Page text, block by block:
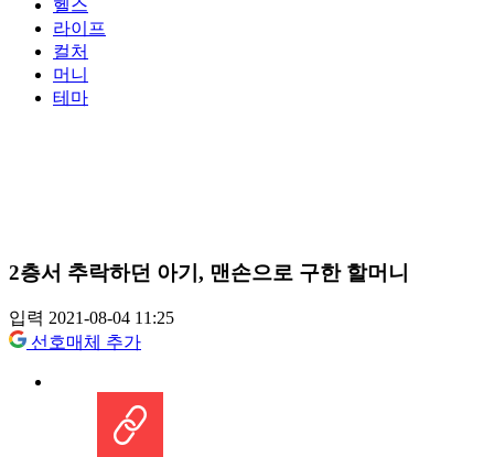
헬스
라이프
컬처
머니
테마
2층서 추락하던 아기, 맨손으로 구한 할머니
입력 2021-08-04 11:25
선호매체 추가